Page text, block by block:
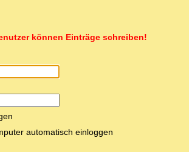
können Einträge schreiben!
automatisch einloggen